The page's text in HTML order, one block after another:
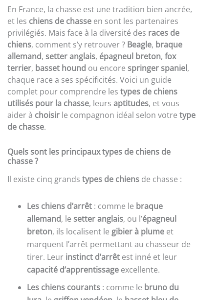
En France, la chasse est une tradition bien ancrée,
et les chiens de chasse en sont les partenaires
privilégiés. Mais face à la diversité des races de
chiens, comment s’y retrouver ? Beagle, braque
allemand, setter anglais, épagneul breton, fox
terrier, basset hound ou encore springer spaniel,
chaque race a ses spécificités. Voici un guide
complet pour comprendre les types de chiens
utilisés pour la chasse, leurs aptitudes, et vous
aider à choisir le compagnon idéal selon votre type
de chasse.
Quels sont les principaux types de chiens de
chasse ?
Il existe cinq grands types de chiens de chasse :
Les chiens d’arrêt : comme le braque
allemand, le setter anglais, ou l’épagneul
breton, ils localisent le gibier à plume et
marquent l’arrêt permettant au chasseur de
tirer. Leur instinct d’arrêt est inné et leur
capacité d’apprentissage excellente.
Les chiens courants : comme le bruno du